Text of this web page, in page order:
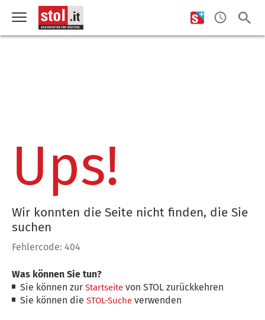
Ups!
Wir konnten die Seite nicht finden, die Sie
suchen
Fehlercode: 404
Was können Sie tun?
Sie können zurStartseite von STOL zurückkehren
Sie können dieSTOL-Suche verwenden